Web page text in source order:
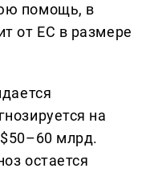
помощь, в
от ЕС в размере
на
млрд.
остается